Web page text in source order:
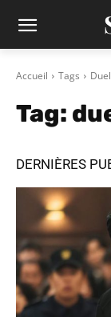
Accueil Tags Duel
Tag:
DERNIÈRES